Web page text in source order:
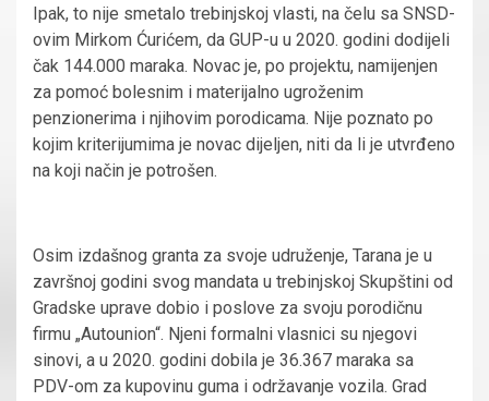
Ipak, to nije smetalo trebinjskoj vlasti, na čelu sa SNSD-
ovim Mirkom Ćurićem, da GUP-u u 2020. godini dodijeli
čak 144.000 maraka. Novac je, po projektu, namijenjen
za pomoć bolesnim i materijalno ugroženim
penzionerima i njihovim porodicama. Nije poznato po
kojim kriterijumima je novac dijeljen, niti da li je utvrđeno
na koji način je potrošen.
Osim izdašnog granta za svoje udruženje, Tarana je u
završnoj godini svog mandata u trebinjskoj Skupštini od
Gradske uprave dobio i poslove za svoju porodičnu
firmu „Autounion“. Njeni formalni vlasnici su njegovi
sinovi, a u 2020. godini dobila je 36.367 maraka sa
PDV-om za kupovinu guma i održavanje vozila. Grad